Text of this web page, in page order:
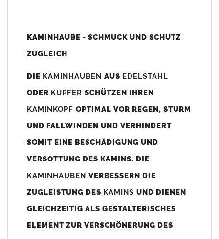
Unsere Maßangaben beziehen sich immer auf das
800mm x 740-800mm angefertigt (siehe Bild/Zeichnung unten).
angefertigt werden (bitte anfragen).
(siehe Bild/Zeichnung unten) angefertigt. Sollten die Bohrungen
nicht passen dann bitte "ohne"Bohrungen (Auswahlfeld)
bis 500mm Kaminbreite: Abstand vom Kaminrand ca.
80mm
KAMINHAUBE - SCHMUCK UND SCHUTZ
ZUGLEICH
DIE KAMINHAUBEN AUS EDELSTAHL
ODER KUPFER SCHÜTZEN IHREN
KAMINKOPF OPTIMAL VOR REGEN, STURM
UND FALLWINDEN UND VERHINDERT
SOMIT EINE BESCHÄDIGUNG UND
VERSOTTUNG DES KAMINS. DIE
KAMINHAUBEN VERBESSERN DIE
ZUGLEISTUNG DES KAMINS UND DIENEN
GLEICHZEITIG ALS GESTALTERISCHES
ELEMENT ZUR VERSCHÖNERUNG DES